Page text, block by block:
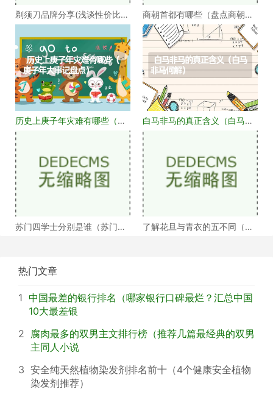
剃须刀品牌分享(浅谈性价比高
的剃须刀品牌）
商朝首都有哪些（盘点商朝的
十几个首都）
历史上庚子年灾难有哪些（庚
子年大事记盘点）
白马非马的真正含义（白马非
马何解）
苏门四学士分别是谁（苏门四
了解花旦与青衣的五不同（浅
热门文章
1 中国最差的银行排名（哪家银行口碑最烂？汇总中国
10大最差银
2 腐肉最多的双男主文排行榜（推荐几篇最经典的双男
主同人小说
3 安全纯天然植物染发剂排名前十（4个健康安全植物
染发剂推荐）